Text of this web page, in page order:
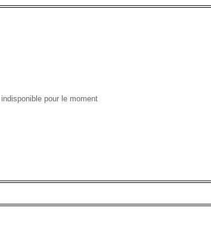
pour le moment